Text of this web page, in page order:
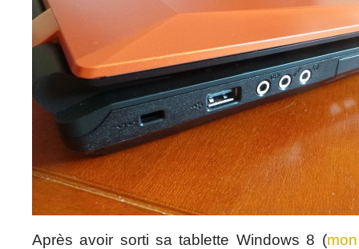
Après avoir sorti sa tablette Windows 8 (